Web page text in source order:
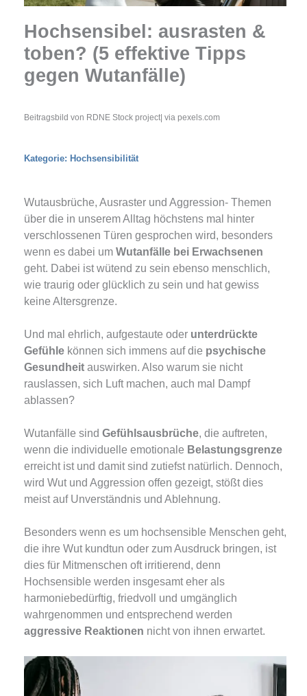
Hochsensibel: ausrasten &
toben? (5 effektive Tipps
gegen Wutanfälle)
Beitragsbild von RDNE Stock project| via pexels.com
Kategorie: Hochsensibilität
Wutausbrüche, Ausraster und Aggression- Themen
über die in unserem Alltag höchstens mal hinter
verschlossenen Türen gesprochen wird, besonders
wenn es dabei um Wutanfälle bei Erwachsenen
geht. Dabei ist wütend zu sein ebenso menschlich,
wie traurig oder glücklich zu sein und hat gewiss
keine Altersgrenze.
Und mal ehrlich, aufgestaute oder unterdrückte
Gefühle können sich immens auf die psychische
Gesundheit auswirken. Also warum sie nicht
rauslassen, sich Luft machen, auch mal Dampf
ablassen?
Wutanfälle sind Gefühlsausbrüche , die auftreten,
wenn die individuelle emotionale Belastungsgrenze
erreicht ist und damit sind zutiefst natürlich. Dennoch,
wird Wut und Aggression offen gezeigt, stößt dies
meist auf Unverständnis und Ablehnung.
Besonders wenn es um hochsensible Menschen geht,
die ihre Wut kundtun oder zum Ausdruck bringen, ist
dies für Mitmenschen oft irritierend, denn
Hochsensible werden insgesamt eher als
harmoniebedürftig, friedvoll und umgänglich
wahrgenommen und entsprechend werden
aggressive Reaktionen nicht von ihnen erwartet.